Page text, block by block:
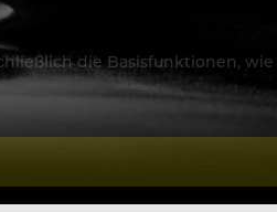
die Basisfunktionen, wie